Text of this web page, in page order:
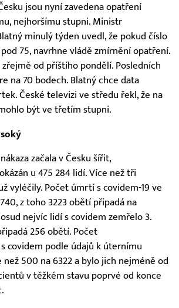
jsou nyní zavedena opatření
nejhoršímu stupni. Ministr
minulý týden uvedl, že pokud číslo
75, navrhne vládě zmírnění opatření.
od příštího pondělí. Posledních
na 70 bodech. Blatný chce data
České televizi ve středu řekl, že na
být ve třetím stupni.
začala v Česku šířit,
u 475 284 lidí. Více než tři
vyléčily. Počet úmrtí s covidem-19 ve
z toho 3223 obětí připadá na
nejvíc lidí s covidem zemřelo 3.
256 obětí. Počet
covidem podle údajů k úternímu
500 na 6322 a bylo jich nejméně od
v těžkém stavu poprvé od konce